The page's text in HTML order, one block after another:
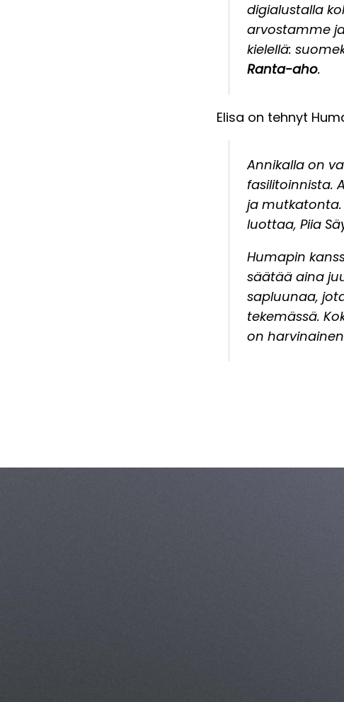
digialustalla
arvostamme
kielellä:
Ranta-aho.
Elisa on tehnyt
Annikalla on
fasilitoinnista.
ja mutkatonta.
luottaa, Piia
Humapin
säätää aina
sapluunaa,
tekemässä.
on